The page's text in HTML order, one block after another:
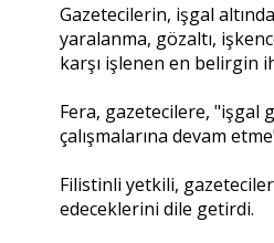
Gazetecilerin, işgal
yaralanma, gözaltı,
karşı işlenen en belirgin
Fera, gazetecilere, "işgal
çalışmalarına devam
Filistinli yetkili,
edeceklerini dile getirdi.